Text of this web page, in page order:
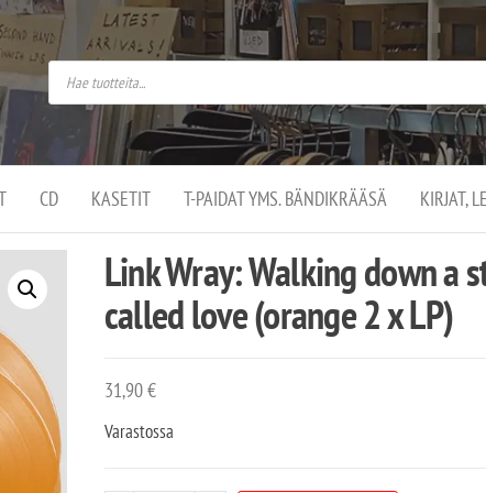
–
on
CD KASETIT T-PAIDAT YMS. BÄNDIKRÄÄSÄ KIRJAT,
Link Wray: Walking down a
called love (orange 2 x LP)
31,90€
Varastossa